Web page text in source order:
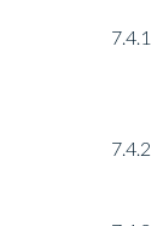
7.4.1
7.4.2